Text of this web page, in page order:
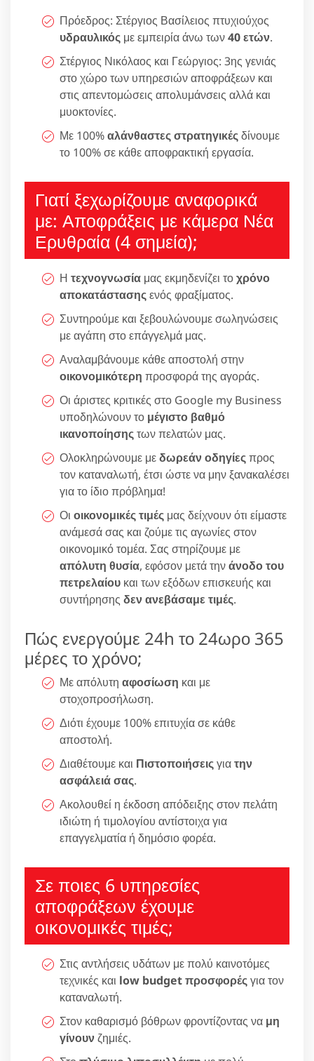
Πρόεδρος: Στέργιος Βασίλειος πτυχιούχος
υδραυλικός με εμπειρία άνω των40 ετών.
Στέργιος Νικόλαος και Γεώργιος: 3ης γενιάς
στο χώρο των υπηρεσιών αποφράξεων και
στις απεντομώσεις απολυμάνσεις αλλά και
μυοκτονίες.
Με 100%αλάνθαστες στρατηγικέςδίνουμε
το 100% σε κάθε αποφρακτική εργασία.
Γιατί ξεχωρίζουμε αναφορικά
με: Αποφράξεις με κάμερα Νέα
Ερυθραία (4 σημεία);
Η τεχνογνωσία μας εκμηδενίζει τοχρόνο
αποκατάστασηςενός φραξίματος.
Συντηρούμε και ξεβουλώνουμε σωληνώσεις
με αγάπη στο επάγγελμά μας.
Αναλαμβάνουμε κάθε αποστολή στην
οικονομικότερη προσφορά της αγοράς.
Οι άριστες κριτικές στο Google my Business
υποδηλώνουν το μέγιστο βαθμό
ικανοποίησηςτων πελατών μας.
Ολοκληρώνουμε μεδωρεάν οδηγίεςπρος
τον καταναλωτή, έτσι ώστε να μην ξανακαλέσει
για το ίδιο πρόβλημα!
Οι οικονομικές τιμές μας δείχνουν ότι είμαστε
ανάμεσά σας και ζούμε τις αγωνίες στον
οικονομικό τομέα. Σας στηρίζουμε με
απόλυτη θυσία, εφόσον μετά τηνάνοδο του
πετρελαίου και των εξόδων επισκευής και
συντήρησης δεν ανεβάσαμε τιμές.
Πώς ενεργούμε 24h το 24ωρο 365
μέρες το χρόνο;
Με απόλυτη αφοσίωση και με
στοχοπροσήλωση.
Διότι έχουμε 100% επιτυχία σε κάθε
αποστολή.
Διαθέτουμε και Πιστοποιήσειςγιατην
ασφάλειά σας.
Ακολουθεί η έκδοση απόδειξης στον πελάτη
ιδιώτη ή τιμολογίου αντίστοιχα για
επαγγελματία ή δημόσιο φορέα.
Σε ποιες 6 υπηρεσίες
αποφράξεων έχουμε
οικονομικές τιμές;
Στις αντλήσεις υδάτων με πολύ καινοτόμες
τεχνικές και low budget προσφορέςγια τον
καταναλωτή.
Στον καθαρισμό βόθρων φροντίζοντας να μη
γίνουνζημιές.